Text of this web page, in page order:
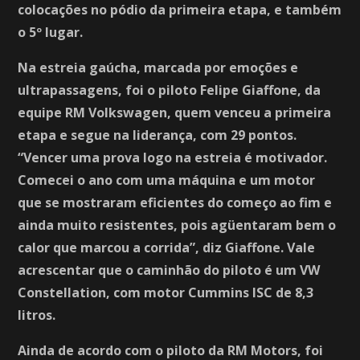
colocações no pódio da primeira etapa, e também
o 5º lugar.
Na estreia gaúcha, marcada por emoções e
ultrapassagens, foi o piloto Felipe Giaffone, da
equipe RM Volkswagen, quem venceu a primeira
etapa e segue na liderança, com 29 pontos.
“Vencer uma prova logo na estreia é motivador.
Comecei o ano com uma máquina e um motor
que se mostraram eficientes do começo ao fim e
ainda muito resistentes, pois agüentaram bem o
calor que marcou a corrida”, diz Giaffone. Vale
acrescentar que o caminhão do piloto é um VW
Constellation, com motor Cummins ISC de 8,3
litros.
Ainda de acordo com o piloto da RM Motors, foi